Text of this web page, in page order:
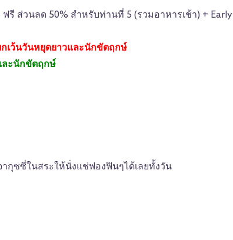
รี ส่วนลด 50% สำหรับท่านที่ 5 (รวมอาหารเช้า) + Early
เว้นวันหยุดยาวและนักขัตฤกษ์
ละนักขัตฤกษ์
กุซซี่ในสระให้นั่งแช่ฟองฟินๆได้เลยทั้งวัน